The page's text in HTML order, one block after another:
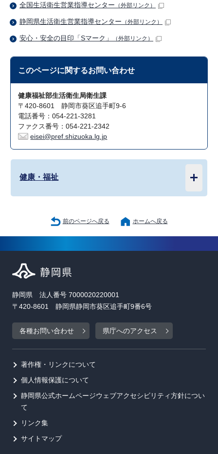
全国生活衛生営業指導センター （外部リンク）
静岡県生活衛生営業指導センター （外部リンク）
安心・安全の目印「Sマーク」 （外部リンク）
このページに関するお問い合わせ
健康福祉部生活衛生局衛生課
〒420-8601 静岡市葵区追手町9-6
電話番号：054-221-3281
ファクス番号：054-221-2342
eisei@pref.shizuoka.lg.jp
健康・福祉
前のページへ戻る ホームへ戻る
静岡県 法人番号 7000020220001
〒420-8601 静岡県静岡市葵区追手町9番6号
各種お問い合わせ 県庁へのアクセス
著作権・リンクについて
個人情報保護について
静岡県公式ホームページウェブアクセシビリティ方針につい
て
リンク集
サイトマップ